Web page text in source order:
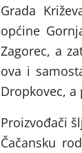
Grada
općine
Zagorec, a
ova i
Dropkovec,
Proizvođači
Čačansku